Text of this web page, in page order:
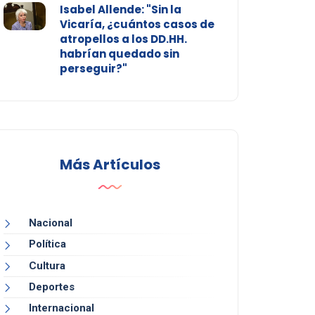
Isabel Allende: "Sin la
Vicaría, ¿cuántos casos de
atropellos a los DD.HH.
habrían quedado sin
perseguir?"
Más Artículos
Nacional
Política
Cultura
Deportes
Internacional